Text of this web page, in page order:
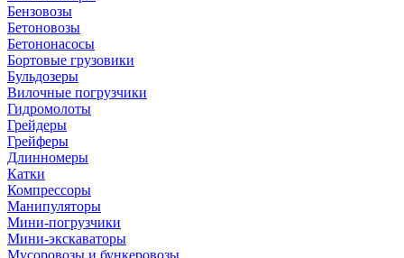
Бензовозы
Бетоновозы
Бетононасосы
Бортовые грузовики
Бульдозеры
Вилочные погрузчики
Гидромолоты
Грейдеры
Грейферы
Длинномеры
Катки
Компрессоры
Манипуляторы
Мини-погрузчики
Мини-экскаваторы
Мусоровозы и бункеровозы